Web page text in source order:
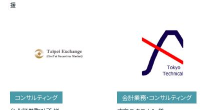
援
コンサルティング
会計業務・コンサルティング